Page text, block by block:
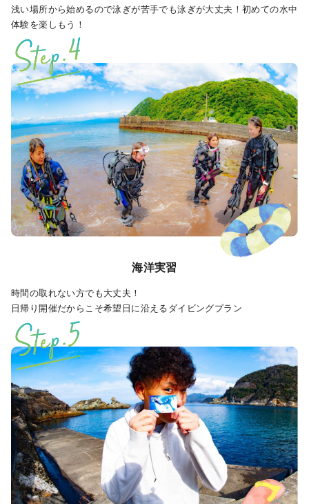
浅い場所から始めるので泳ぎが苦手でも泳ぎが大丈夫！初めての水中
体験を楽しもう！
海洋実習
時間の取れない方でも大丈夫！
日帰り開催だからこそ希望日に沿えるダイビングプラン